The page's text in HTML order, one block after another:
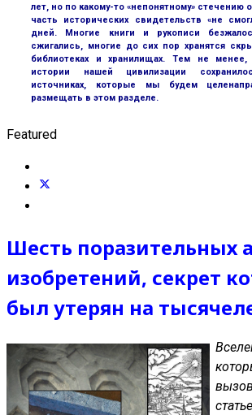
лет, но по какому-то «непонятному» стечению
часть исторических свидетельств «не
дней. Многие книги и рукописи
сжигались, многие до сих пор хранятся
библиотеках и хранилищах. Тем не
истории нашей цивилизации
источниках, которые мы будем
размещать в этом разделе.
Featured
Шесть поразительных
изобретений, секрет
был утерян на